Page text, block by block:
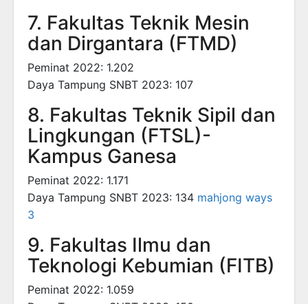
7. Fakultas Teknik Mesin
dan Dirgantara (FTMD)
Peminat 2022: 1.202
Daya Tampung SNBT 2023: 107
8. Fakultas Teknik Sipil dan
Lingkungan (FTSL)-
Kampus Ganesa
Peminat 2022: 1.171
Daya Tampung SNBT 2023: 134 mahjong ways
3
9. Fakultas Ilmu dan
Teknologi Kebumian (FITB)
Peminat 2022: 1.059